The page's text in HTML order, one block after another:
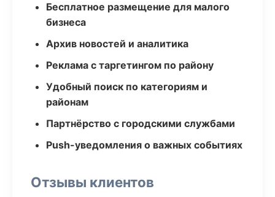
Бесплатное размещение для малого
бизнеса
Архив новостей и аналитика
Реклама с таргетингом по району
Удобный поиск по категориям и
районам
Партнёрство с городскими службами
Push-уведомления о важных событиях
Отзывы клиентов